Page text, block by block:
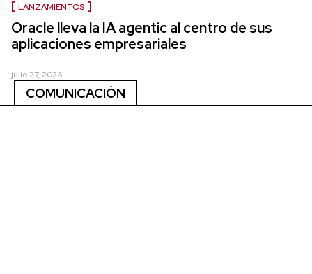
LANZAMIENTOS
Oracle lleva la IA agentic al centro de sus
aplicaciones empresariales
julio 27, 2026
COMUNICACIÓN